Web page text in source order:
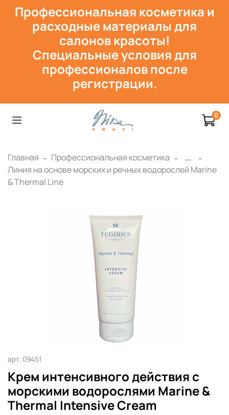
Профессиональная косметика и
расходные материалы для
салонов красоты!
Специальные условия для
профессионалов после
регистрации.
0
Главная Профессиональная косметика
...
Линия на основе морских и речных водорослей Marine
& Thermal Line
арт. 09451
Крем интенсивного действия с
морскими водорослями Marine &
Thermal Intensive Cream